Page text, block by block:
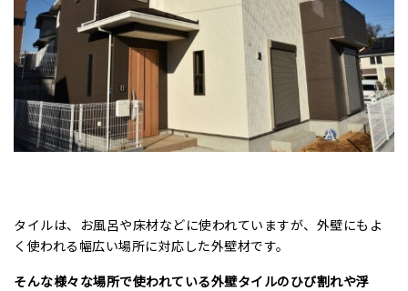
タイルは、お風呂や床材などに使われていますが、外壁にもよ
く使われる幅広い場所に対応した外壁材です。
そんな様々な場所で使われている外壁タイルのひび割れや浮